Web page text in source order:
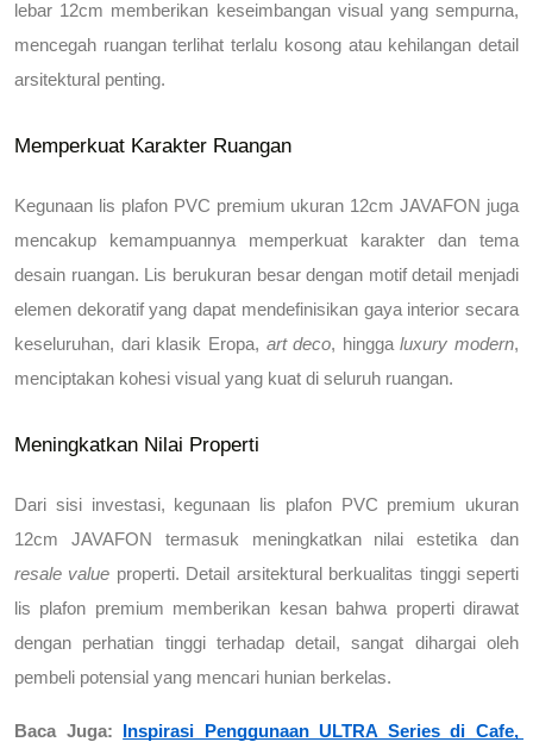
lebar 12cm memberikan keseimbangan visual yang sempurna,
mencegah ruangan terlihat terlalu kosong atau kehilangan detail
arsitektural penting.
Memperkuat Karakter Ruangan
Kegunaan lis plafon PVC premium ukuran 12cm JAVAFON juga
mencakup kemampuannya memperkuat karakter dan tema
desain ruangan. Lis berukuran besar dengan motif detail menjadi
elemen dekoratif yang dapat mendefinisikan gaya interior secara
keseluruhan, dari klasik Eropa, art deco, hingga luxury modern,
menciptakan kohesi visual yang kuat di seluruh ruangan.
Meningkatkan Nilai Properti
Dari sisi investasi, kegunaan lis plafon PVC premium ukuran
12cm JAVAFON
resale value properti. Detail arsitektural berkualitas tinggi seperti
lis plafon premium memberikan kesan bahwa properti dirawat
dengan perhatian tinggi terhadap detail, sangat dihargai oleh
pembeli potensial yang mencari hunian berkelas.
Baca Juga: Inspirasi Penggunaan ULTRA Series di Cafe,